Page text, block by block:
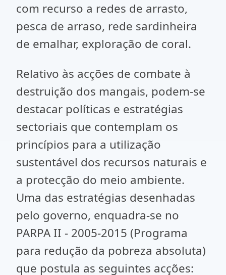
com recurso a redes de arrasto,
pesca de arraso, rede sardinheira
de emalhar, exploração de coral.
Relativo às acções de combate à
destruição dos mangais, podem-se
destacar políticas e estratégias
sectoriais que contemplam os
princípios para a utilização
sustentável dos recursos naturais e
a protecção do meio ambiente.
Uma das estratégias desenhadas
pelo governo, enquadra-se no
PARPA II - 2005-2015 (Programa
para redução da pobreza absoluta)
que postula as seguintes acções: